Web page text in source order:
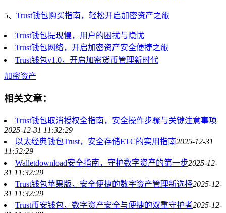
5、 Trust钱包购买指南，轻松开启加密资产之旅
Trust钱包提现慢，用户的困扰与隐忧
Trust钱包网络，开启加密资产安全便捷之旅
Trust钱包v1.0，开启加密货币管理新时代
加密资产
相关文章：
Trust钱包取消授权全指南，安全操作步骤与关键注意事项
2025-12-31 11:32:29
以太经典钱包Trust，安全存储ETC的实用指南2025-12-31
11:32:29
Walletdownload安全指南，守护数字资产的第一步2025-12-
31 11:32:29
Trust钱包苹果版，安全便捷的数字资产管理新选择2025-12-
31 11:32:29
Trust币安钱包，数字资产安全与便捷的双重守护者2025-12-